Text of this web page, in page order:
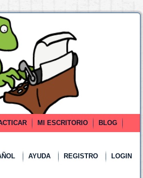
MI ESCRITORIO
BLOG
AYUDA REGISTRO LOGIN